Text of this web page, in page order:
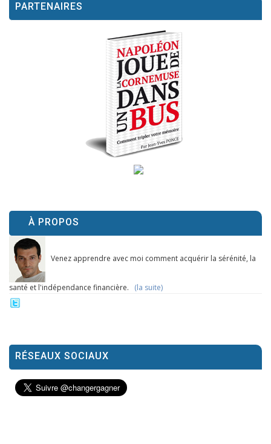
PARTENAIRES
À PROPOS
Venez apprendre avec moi comment acquérir la sérénité, la
santé et l'indépendance financière. (la suite)
RÉSEAUX SOCIAUX